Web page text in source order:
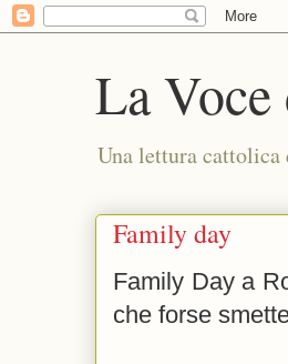
La
Una lettura
Family day
Family Day a
che forse